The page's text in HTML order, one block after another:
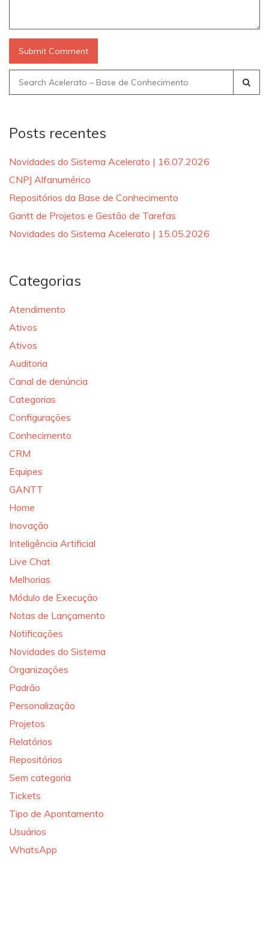
Search
for:
Posts recentes
Novidades do Sistema Acelerato | 16.07.2026
CNPJ Alfanumérico
Repositórios da Base de Conhecimento
Gantt de Projetos e Gestão de Tarefas
Novidades do Sistema Acelerato | 15.05.2026
Categorias
Atendimento
Ativos
Ativos
Auditoria
Canal de denúncia
Categorias
Configurações
Conhecimento
CRM
Equipes
GANTT
Home
Inovação
Inteligência Artificial
Live Chat
Melhorias
Módulo de Execução
Notas de Lançamento
Notificações
Novidades do Sistema
Organizações
Padrão
Personalização
Projetos
Relatórios
Repositórios
Sem categoria
Tickets
Tipo de Apontamento
Usuários
WhatsApp